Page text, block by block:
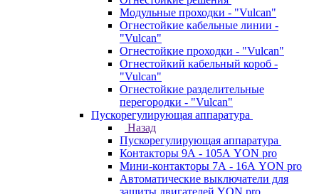
Модульные проходки - "Vulcan"
Огнестойкие кабельные линии -
"Vulcan"
Огнестойкие проходки - "Vulcan"
Огнестойкий кабельный короб -
"Vulcan"
Огнестойкие разделительные
перегородки - "Vulcan"
Пускорегулирующая аппаратура
Назад
Пускорегулирующая аппаратура
Контакторы 9А - 105А YON pro
Мини-контакторы 7А - 16А YON pro
Автоматические выключатели для
защиты двигателей YON pro